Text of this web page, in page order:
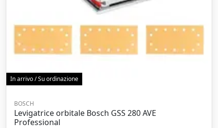
In arrivo / Su ordinazione
BOSCH
Levigatrice orbitale Bosch GSS 280 AVE
Professional